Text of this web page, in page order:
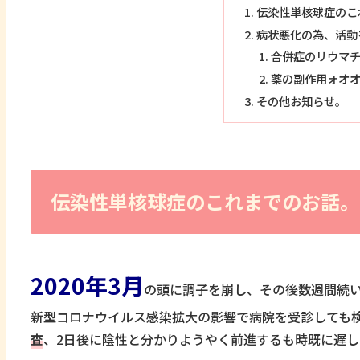
伝染性単核球症の
病状悪化の為、活
合併症のリウマ
薬の副作用ォオ
その他お知らせ。
伝染性単核球症のこれまでのお話。
2020年3月 の頭に調子を崩し、その後数週間続
新型コロナウイルス感染拡大の影響で病院を受診しても
査、2日後に陰性と分かりようやく前進するも時既に遅